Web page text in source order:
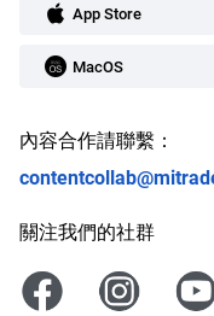
App Store
MacOS
內容合作請聯繫：
關注我們的社群